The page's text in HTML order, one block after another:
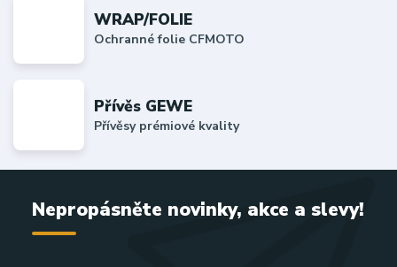
WRAP/FOLIE
Ochranné folie CFMOTO
Přívěs GEWE
Přívěsy prémiové kvality
Nepropásněte novinky, akce a slevy!